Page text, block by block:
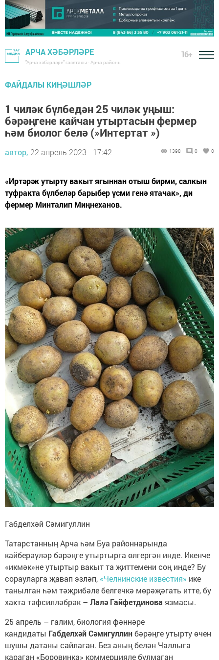
АРЧА ХӘБӘРЛӘРЕ
"Арча хәбәрләре" газетасы - Арча районы
16+
ФАЙДАЛЫ КИҢӘШЛӘР
1 чиләк бүлбедән 25 чиләк уңыш:
бәрәңгене кайчан утыртасын фермер
һәм биолог белә (»Интертат »)
автор, 22 апрель 2023 - 17:42 1398 0 0
«Иртәрәк утырту вакыт ягыннан отыш бирми, салкын
туфракта бүлбеләр барыбер үсми генә ятачак», ди
фермер Минталип Миңнеханов.
Габделхәй Сәмигуллин
Татарстанның Арча һәм Буа районнарында
кайберәүләр бәрәңге утыртырга өлгергән инде. Икенче
«икмәк»не утыртыр вакыт та җиттемени соң инде? Бу
сорауларга җавап эзләп, «Челнинские известия» ике
танылган һәм тәҗрибәле белгечкә мөрәҗәгать итте, бу
хакта тәфсилләбрәк – Лалә Гайфетдинова язмасы.
25 апрель – галим, биология фәннәре
кандидаты Габделхәй Сәмигуллинбәрәңге утырту өчен
шушы датаны сайлаган. Без аның белән Чаллыга
караган «Боровинка» коммерцияле булмаган